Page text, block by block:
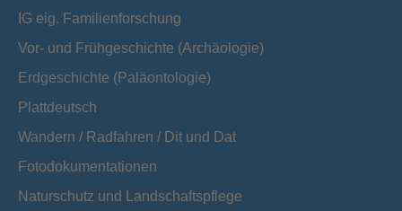
IG eig. Familienforschung
Vor- und Frühgeschichte (Archäologie)
Erdgeschichte (Paläontologie)
Plattdeutsch
Wandern / Radfahren / Dit und Dat
Fotodokumentationen
Naturschutz und Landschaftspflege